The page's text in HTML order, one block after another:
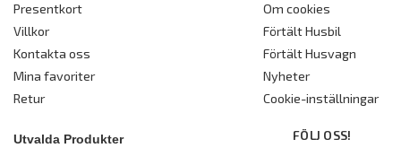
Presentkort
Villkor
Kontakta oss
Mina favoriter
Retur
Om cookies
Förtält Husbil
Förtält Husvagn
Nyheter
Cookie-inställningar
Utvalda Produkter FÖLJ OSS!